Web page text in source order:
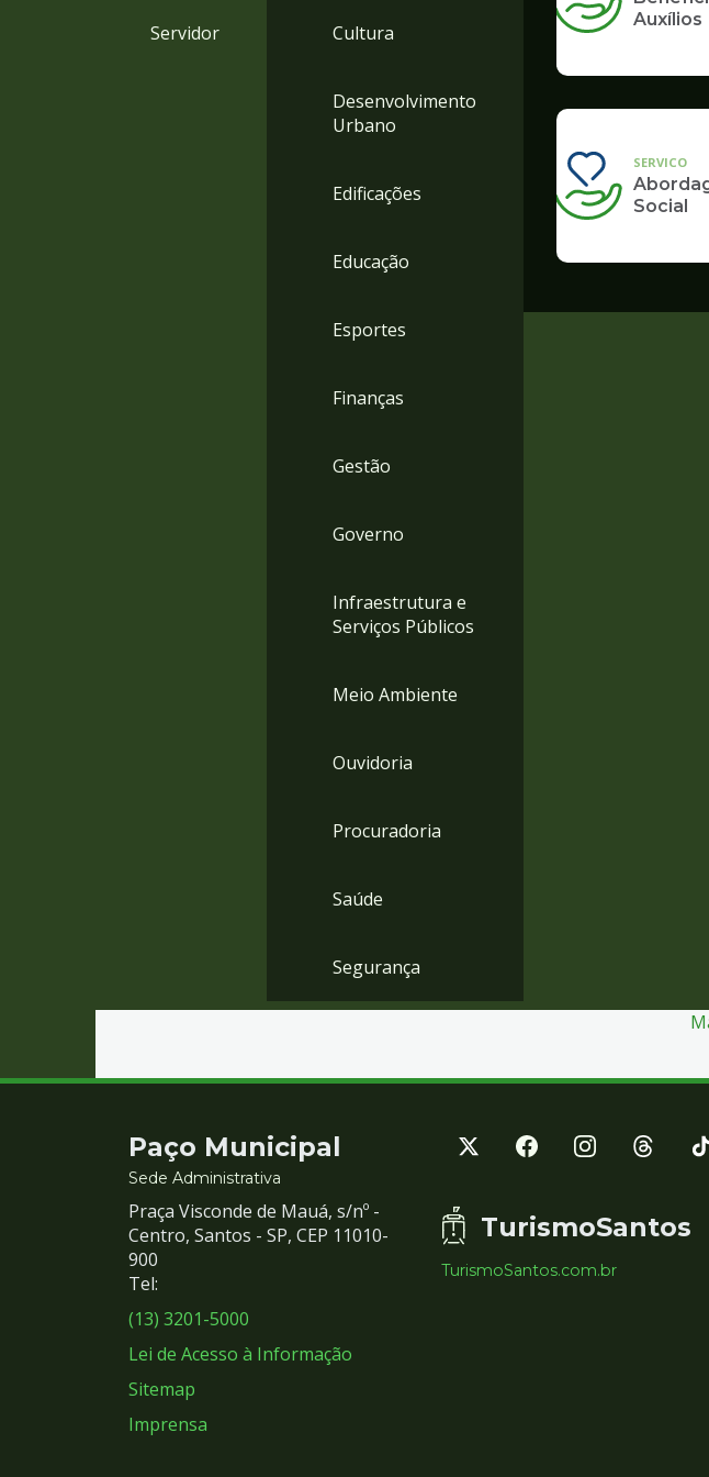
Servidor Cultura
Desenvolvimento
Urbano
Edificações
Educação
Esportes
Finanças
Gestão
Governo
Infraestrutura e
Serviços Públicos
Meio Ambiente
Ouvidoria
Procuradoria
Saúde
Segurança
Auxílios
SERVICO
Social
Contato
e
Redes
Sociais
Paço Municipal
Sede Administrativa
Praça Visconde de Mauá, s/nº -
Centro, Santos - SP, CEP 11010-
900
Tel:
(13) 3201-5000
Lei de Acesso à Informação
Sitemap
Imprensa
TurismoSantos
TurismoSantos.com.br